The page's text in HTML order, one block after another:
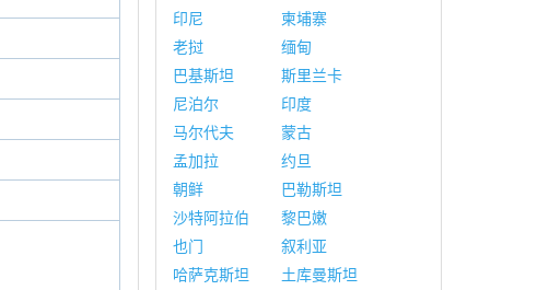
印尼
柬埔寨
老挝
缅甸
巴基斯坦
斯里兰卡
尼泊尔
印度
马尔代夫
蒙古
孟加拉
约旦
朝鲜
巴勒斯坦
沙特阿拉伯
黎巴嫩
也门
叙利亚
哈萨克斯坦
土库曼斯坦